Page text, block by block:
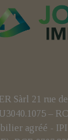
Sàrl 21 rue
–
agréé - IPI